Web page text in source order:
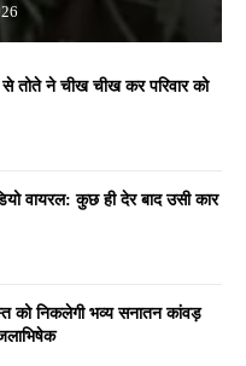
से तोते ने चीख चीख कर परिवार को
वायरल: कुछ ही देर बाद उसी कार
को निकलेगी भव्य सनातन कांवड़